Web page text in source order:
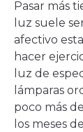
Pasar más
luz suele
afectivo
hacer
luz de
lámparas
poco más
los meses